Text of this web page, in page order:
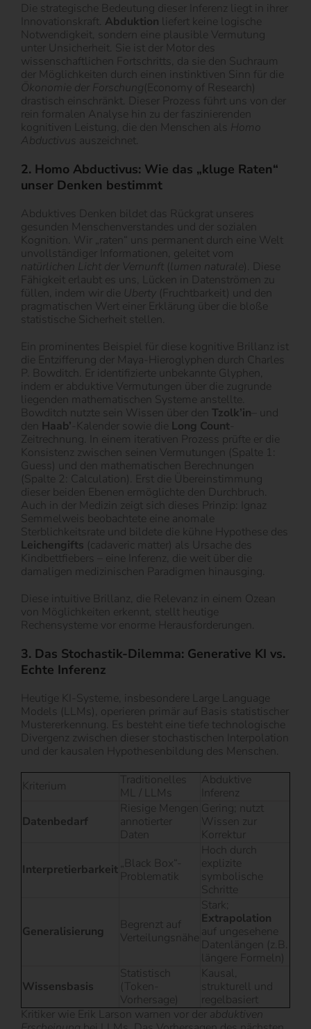
Die strategische Bedeutung dieser Inferenz liegt in ihrer
Innovationskraft. Abduktion liefert keine logische
Notwendigkeit, sondern eine plausible Vermutung
unter Unsicherheit. Sie ist der Motor des
wissenschaftlichen Fortschritts, da sie den Suchraum
der Möglichkeiten durch einen instinktiven Sinn für die
Ökonomie der Forschung(Economy of Research)
drastisch einschränkt. Dieser Prozess führt uns von der
rein formalen Analyse hin zu der faszinierenden
kognitiven Leistung, die den Menschen als Homo
Abductivus
auszeichnet.
2. Homo Abductivus: Wie das „kluge Raten“
unser Denken bestimmt
Abduktives Denken bildet das Rückgrat unseres
gesunden Menschenverstandes und der sozialen
Kognition. Wir „raten“ uns permanent durch eine Welt
unvollständiger Informationen, geleitet vom
natürlichen Licht der Vernunft (lumen naturale). Diese
Fähigkeit erlaubt es uns, Lücken in Datenströmen zu
füllen, indem wir die Uberty (Fruchtbarkeit) und den
pragmatischen Wert einer Erklärung über die bloße
statistische Sicherheit stellen.
Ein prominentes Beispiel für diese kognitive Brillanz ist
die Entzifferung der Maya-Hieroglyphen durch Charles
P. Bowditch. Er identifizierte unbekannte Glyphen,
indem er abduktive Vermutungen über die zugrunde
liegenden mathematischen Systeme anstellte.
Bowditch nutzte sein Wissen über den Tzolk’in – und
den Haab’ -Kalender sowie die Long Count-
Zeitrechnung. In einem iterativen Prozess prüfte er die
Konsistenz zwischen seinen Vermutungen (Spalte 1:
Guess) und den mathematischen Berechnungen
(Spalte 2: Calculation). Erst die Übereinstimmung
dieser beiden Ebenen ermöglichte den Durchbruch.
Auch in der Medizin zeigt sich dieses Prinzip: Ignaz
Semmelweis beobachtete eine anomale
Sterblichkeitsrate und bildete die kühne Hypothese des
Leichengifts (cadaveric matter) als Ursache des
Kindbettfiebers – eine Inferenz, die weit über die
damaligen medizinischen Paradigmen hinausging.
Diese intuitive Brillanz, die Relevanz in einem Ozean
von Möglichkeiten erkennt, stellt heutige
Rechensysteme vor enorme Herausforderungen.
3. Das Stochastik-Dilemma: Generative KI vs.
Echte Inferenz
Heutige KI-Systeme, insbesondere Large Language
Models (LLMs), operieren primär auf Basis statistischer
Mustererkennung. Es besteht eine tiefe technologische
Divergenz zwischen dieser stochastischen Interpolation
und der kausalen Hypothesenbildung des Menschen.
Kriterium
Traditionelles
ML / LLMs
Abduktive
Inferenz
Datenbedarf
Riesige Mengen
annotierter
Daten
Gering; nutzt
Wissen zur
Korrektur
Interpretierbarkeit„Black Box“-
Problematik
Hoch durch
explizite
symbolische
Schritte
Generalisierung
Begrenzt auf
Verteilungsnähe
Stark;
Extrapolation
auf ungesehene
Datenlängen (z.B.
längere Formeln)
Wissensbasis
Statistisch
(Token-
Vorhersage)
Kausal,
strukturell und
regelbasiert
Kritiker wie Erik Larson warnen vor der abduktiven